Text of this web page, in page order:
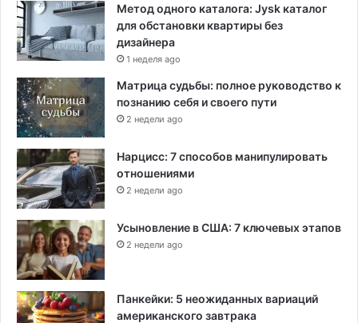
Метод одного каталога: Jysk каталог
для обстановки квартиры без
дизайнера
1 неделя ago
Матрица судьбы: полное руководство к
познанию себя и своего пути
2 недели ago
Нарцисс: 7 способов манипулировать
отношениями
2 недели ago
Усыновление в США: 7 ключевых этапов
2 недели ago
Панкейки: 5 неожиданных вариаций
американского завтрака